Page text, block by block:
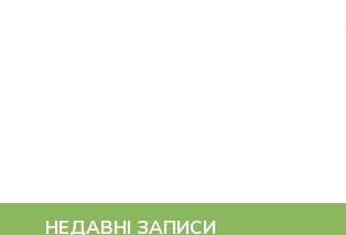
НЕДАВНІ ЗАПИСИ